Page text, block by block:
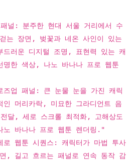
널: 분주한 현대 서울 거리에서 수
는 장면, 벚꽃과 네온 사인이 있는
드러운 디지털 조명, 표현력 있는 캐
명한 색상, 나노 바나나 프로 웹툰
즈업 패널: 큰 눈물 눈을 가진 캐릭
인 머리카락, 미묘한 그라디언트 음
달, 세로 스크롤 최적화, 고해상도
노 바나나 프로 웹툰 렌더링."
로 웹툰 시퀀스: 캐릭터가 마법 투사
, 길고 흐르는 패널로 연속 동작 감